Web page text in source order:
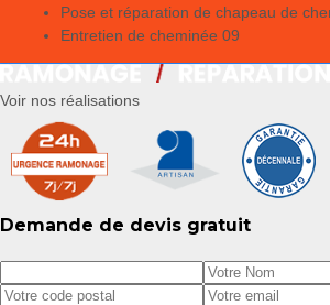
Pose et réparation de chapeau de
Entretien de cheminée 09
Voir nos réalisations
Demande de devis gratuit